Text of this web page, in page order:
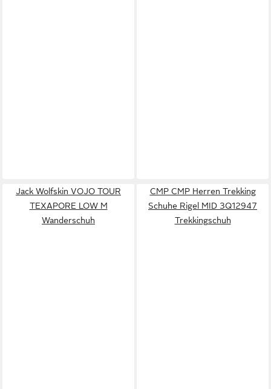
Jack Wolfskin VOJO TOUR
TEXAPORE LOW M
Wanderschuh
CMP CMP Herren Trekking
Schuhe Rigel MID 3Q12947
Trekkingschuh